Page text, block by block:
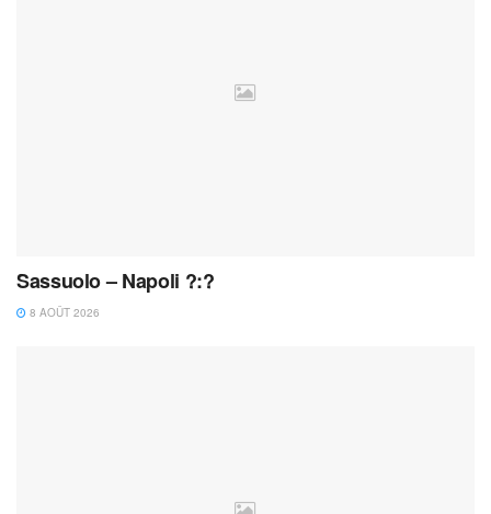
Sassuolo – Napoli ?:?
8 AOÛT 2026